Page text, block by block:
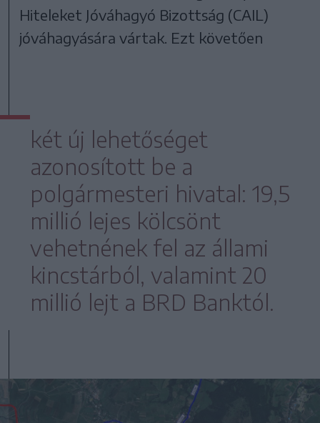
Hiteleket Jóváhagyó Bizottság (CAIL)
jóváhagyására vártak. Ezt követően
két új lehetőséget
azonosított be a
polgármesteri hivatal: 19,5
millió lejes kölcsönt
vehetnének fel az állami
kincstárból, valamint 20
millió lejt a BRD Banktól.